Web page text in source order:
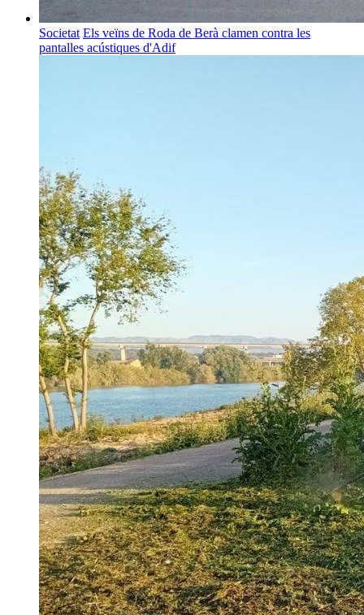
Societat Els veïns de Roda de Berà clamen contra les
pantalles acústiques d'Adif